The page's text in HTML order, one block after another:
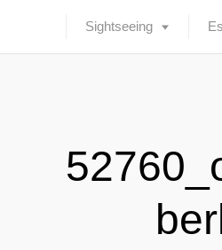
Sightseeing